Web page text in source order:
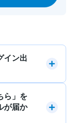
イン出
ら」を
が届か